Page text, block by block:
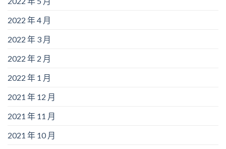
2022 年 4 月
2022 年 3 月
2022 年 2 月
2022 年 1 月
2021 年 12 月
2021 年 11 月
2021 年 10 月